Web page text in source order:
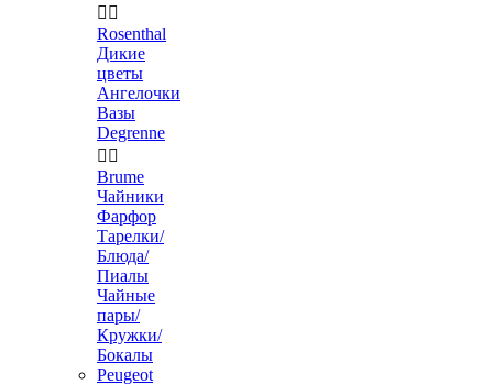
 
Rosenthal
Дикие
цветы
Ангелочки
Вазы
Degrenne
 
Brume
Чайники
Фарфор
Тарелки/
Блюда/
Пиалы
Чайные
пары/
Кружки/
Бокалы
Peugeot